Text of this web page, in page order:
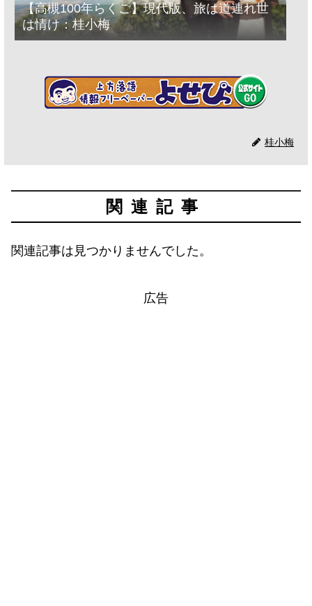
【高槻100年らくご】現代版、旅は道連れ世
は情け：桂小梅
桂小梅
関連記事
関連記事は見つかりませんでした。
広告